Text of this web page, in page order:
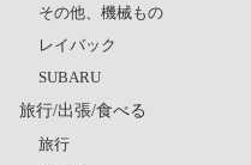
その他、機械もの
レイバック
SUBARU
旅行/出張/食べる
旅行